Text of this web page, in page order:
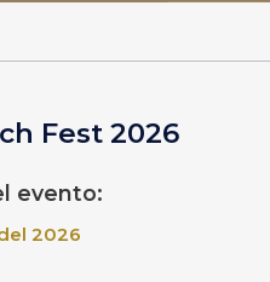
Fest 2026
evento:
2026